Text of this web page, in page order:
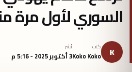
السوري لأول مرة منذ 60
K كتب
Koko Koko
نُشر
3 أكتوبر 2025 - 5:16 م